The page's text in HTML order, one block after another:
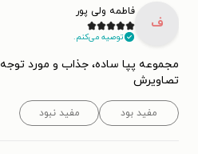
ف
فاطمه ولی پور
توصیه می‌کنم.
تصاویرش
مفید بود مفید نبود